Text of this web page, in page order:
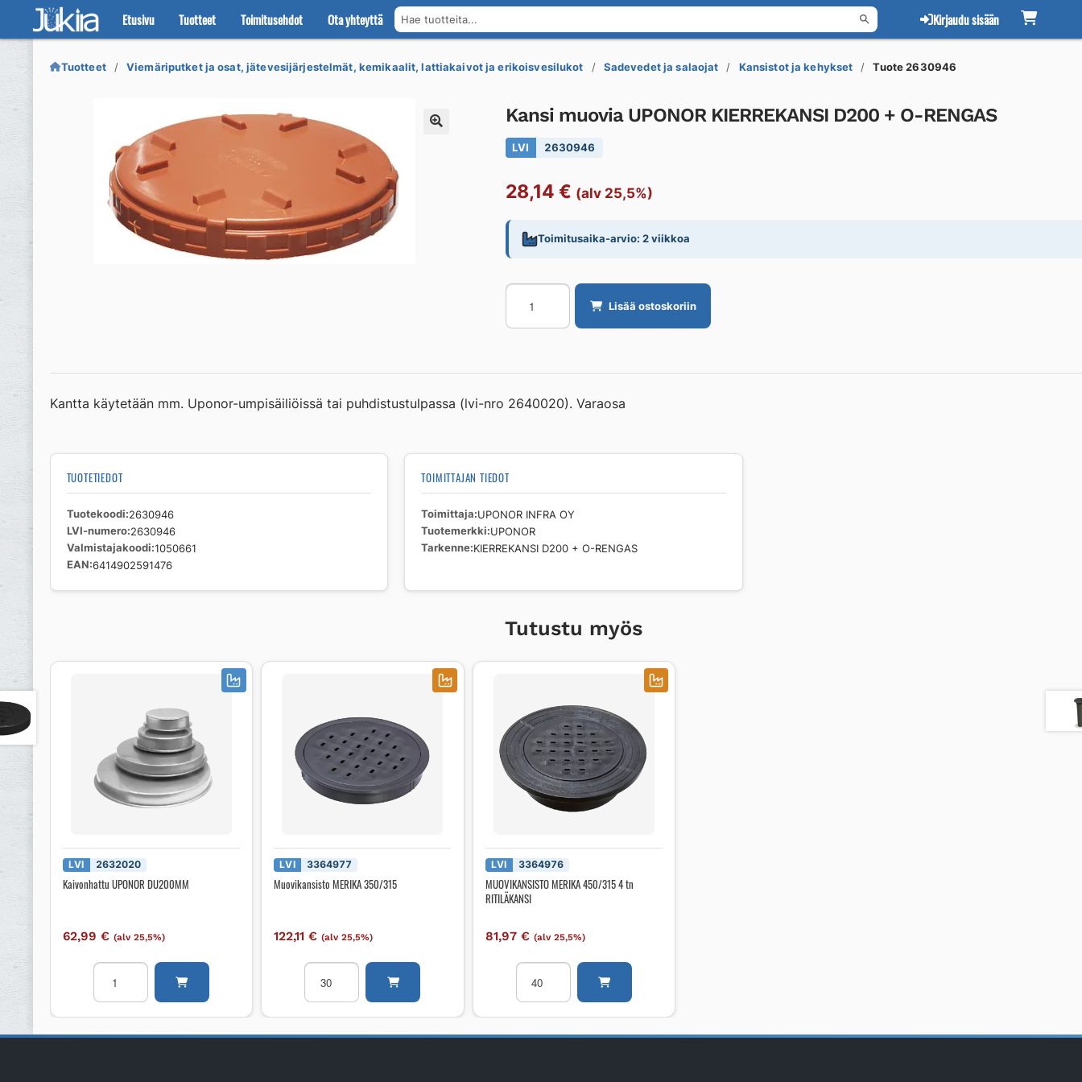
Etusivu Tuotteet Toimitusehdot Ota yhteyttä Hae tuotteita... Kirjaudu sisään
Siirry
navigointiin
Siirry
sisältöön
Tuotteet Viemäriputket ja osat, jätevesijärjestelmät, kemikaalit, lattiakaivot ja erikoisvesilukot Sadevedet ja salaojat Kansistot ja kehykset Tuote 2630946
Kansi muovia UPONOR KIERREKANSI D200 + O-RENGAS
LVI 2630946
28,14 € (alv 25,5%)
Toimitusaika-arvio: 2 viikkoa
Kansi
muovia
UPONOR
D200
O-
määrä
Lisää ostoskoriin
Kantta käytetään mm. Uponor-umpisäiliöissä tai puhdistustulpassa (lvi-nro 2640020). Varaosa
TUOTETIEDOT
Tuotekoodi 2630946
LVI-numero 2630946
Valmistajakoodi 1050661
EAN 6414902591476
TOIMITTAJAN TIEDOT
Toimittaja UPONOR INFRA OY
Tuotemerkki UPONOR
Tarkenne KIERREKANSI D200 + O-RENGAS
Tutustu myös
LVI 2632020
Kaivonhattu UPONOR DU200MM
62,99€ (alv 25,5%)
Kaivonhattu
UPONOR
DU200MM
LVI 3364977
Muovikansisto MERIKA 350/315
122,11€ (alv 25,5%)
Muovikansisto
MERIKA
350/315
LVI 3364976
MUOVIKANSISTO MERIKA 450/315 4 tn
RITILÄKANSI
81,97 € (alv 25,5%)
MUOVIKANSISTO
MERIKA
450/315
tn